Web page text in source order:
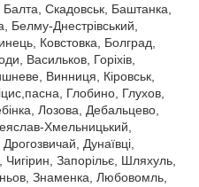
Скадовськ, Баштанка,
Белму-Днестрівський,
Ковстовка, Болград,
Васильков, Горіхів,
Винниця, Кіровськ,
Глобино, Глухов,
Лозова, Дебальцево,
Хмельницький,
Дунаївці,
Чигірин, Запорільє, Шляхуль,
Знаменка, Любовомль,